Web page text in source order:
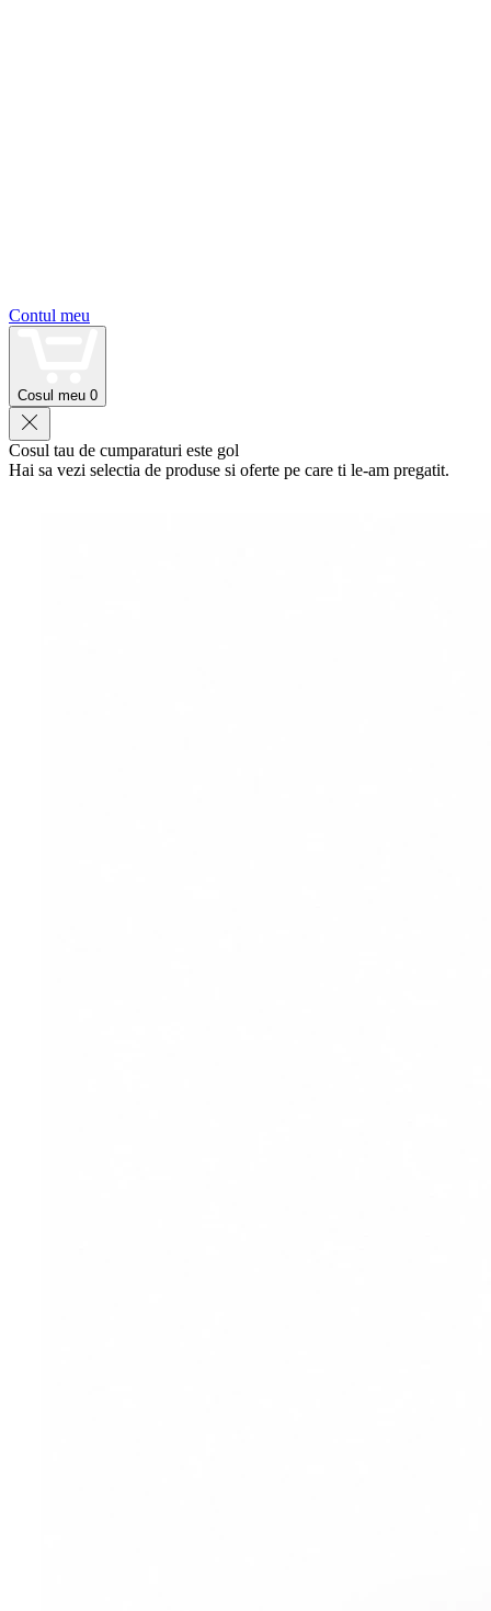
Contul meu
Cosul meu 0
Cosul tau de cumparaturi este gol
Hai sa vezi selectia de produse si oferte pe care ti le-am pregatit.